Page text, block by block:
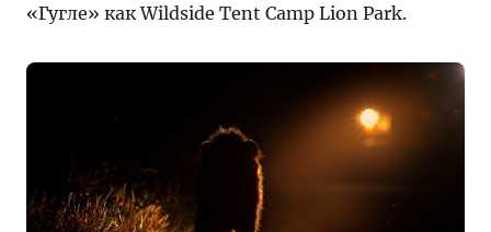
«Гугле» как Wildside Tent Camp Lion Park.